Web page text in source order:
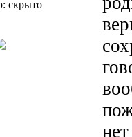
скрыто